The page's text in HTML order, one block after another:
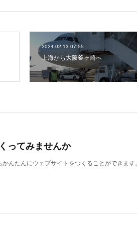
2024.02.13 07:55
上海から大阪釜ヶ崎へ
ってみませんか
んたんにウェブサイトをつくることができます